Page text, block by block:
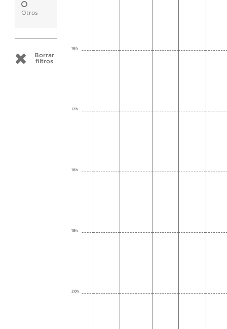
Otros
Borrar
filtros
16h
17h
18h
19h
20h